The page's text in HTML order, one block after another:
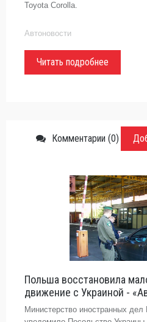
Toyota Corolla.
Автоновости
Читать подробнее
Комментарии (0)
Польша восстановила
движение с Украиной -
Министерство иностранных